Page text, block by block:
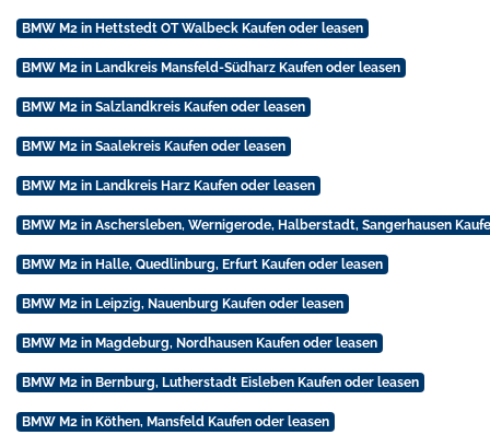
BMW M2 in Hettstedt OT Walbeck Kaufen oder leasen
BMW M2 in Landkreis Mansfeld-Südharz Kaufen oder leasen
BMW M2 in Salzlandkreis Kaufen oder leasen
BMW M2 in Saalekreis Kaufen oder leasen
BMW M2 in Landkreis Harz Kaufen oder leasen
BMW M2 in Aschersleben, Wernigerode, Halberstadt, Sangerhausen
BMW M2 in Halle, Quedlinburg, Erfurt Kaufen oder leasen
BMW M2 in Leipzig, Nauenburg Kaufen oder leasen
BMW M2 in Magdeburg, Nordhausen Kaufen oder leasen
BMW M2 in Bernburg, Lutherstadt Eisleben Kaufen oder leasen
BMW M2 in Köthen, Mansfeld Kaufen oder leasen